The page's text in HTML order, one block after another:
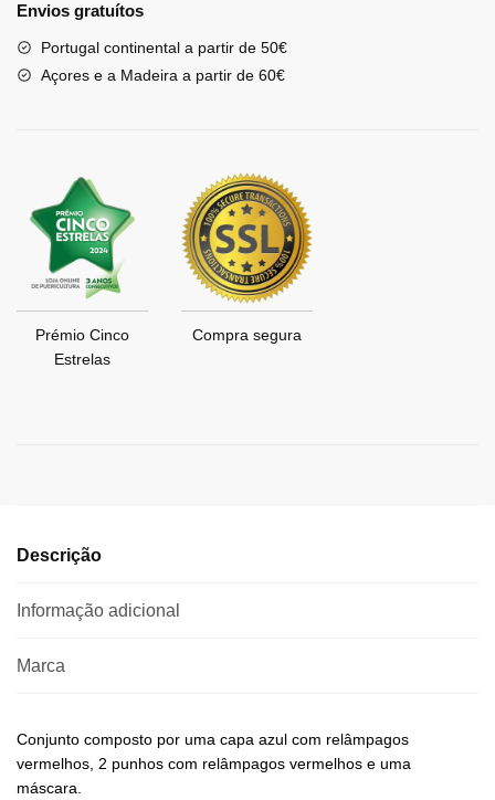
Envios gratuítos
Portugal continental a partir de 50€
Açores e a Madeira a partir de 60€
Prémio Cinco
Estrelas
Compra segura
Descrição
Informação adicional
Marca
Conjunto composto por uma capa azul com relâmpagos
vermelhos, 2 punhos com relâmpagos vermelhos e uma
máscara.